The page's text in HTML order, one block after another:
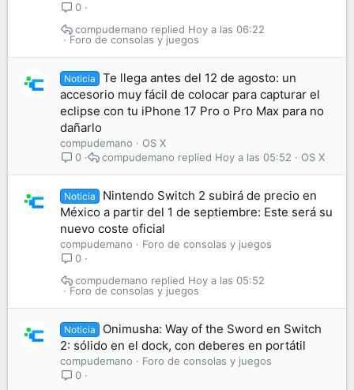
0
Foro de consolas y juegos
Hoy a las 06:22
compudemano
Noticia
Te llega antes del 12 de agosto: un
accesorio muy fácil de colocar para capturar el
eclipse con tu iPhone 17 Pro o Pro Max para no
dañarlo
compudemano
OS X
0
OS X
Hoy a las 05:52
compudemano
Noticia
Nintendo Switch 2 subirá de precio en
México a partir del 1 de septiembre: Este será su
nuevo coste oficial
compudemano
Foro de consolas y juegos
0
Foro de consolas y juegos
Hoy a las 05:52
compudemano
Noticia
Onimusha: Way of the Sword en Switch
2: sólido en el dock, con deberes en portátil
compudemano
Foro de consolas y juegos
0